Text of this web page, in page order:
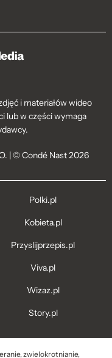
i materiałów wideo
lub w części wymaga
| © Condé Nast 2026
Polki.pl
Kobieta.pl
Przyslijprzepis.pl
Viva.pl
Wizaz.pl
Story.pl
zwielokrotnianie,